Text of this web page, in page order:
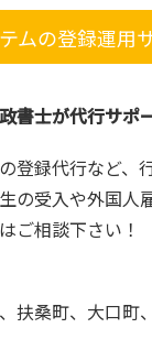
ムの登録運用
士が代行サポ
登録代行など、
の受入や外国人
ご相談下さい！
扶桑町、大口